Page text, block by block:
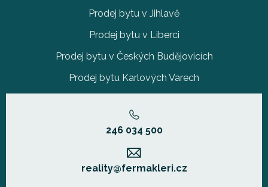
Prodej bytu v Jihlavě
Prodej bytu v Liberci
Prodej bytu v Českých Budějovicích
Prodej bytu Karlových Varech
246 034 500
reality@fermakleri.cz